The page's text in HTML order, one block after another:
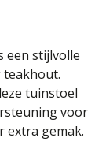
een stijlvolle
tuinstoel
voor
extra gemak.